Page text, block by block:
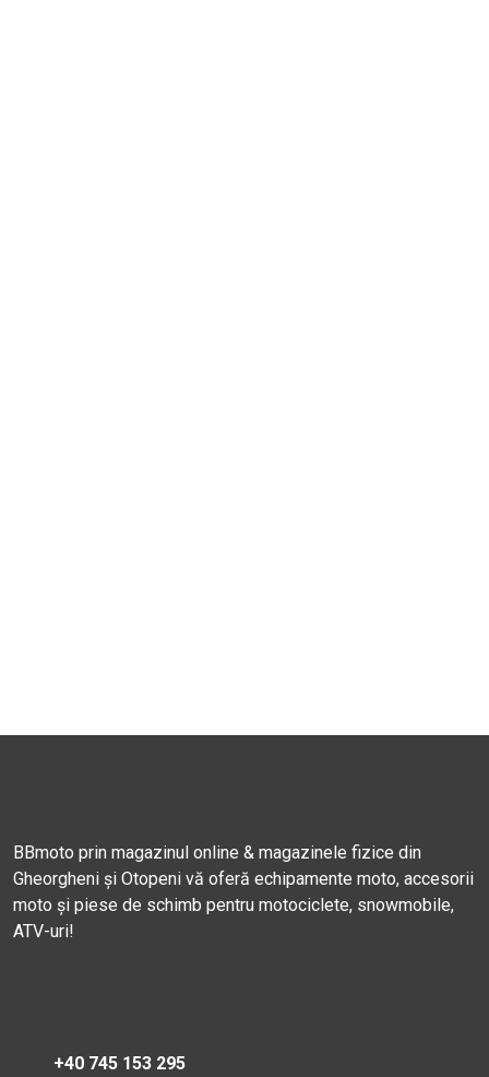
BBmoto prin magazinul online & magazinele fizice din
Gheorgheni și Otopeni vă oferă echipamente moto, accesorii
moto și piese de schimb pentru motociclete, snowmobile,
ATV-uri!
+40 745 153 295